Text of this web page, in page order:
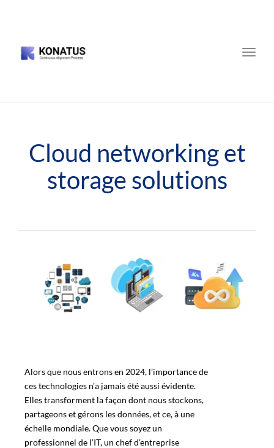
Toggle
Cloud networking et
storage solutions
Alors que nous entrons en 2024, l’importance de
ces technologies n’a jamais été aussi évidente.
Elles transforment la façon dont nous stockons,
partageons et gérons les données, et ce, à une
échelle mondiale. Que vous soyez un
professionnel de l’IT, un chef d’entreprise